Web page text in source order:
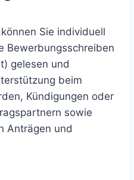
Sie individuell
Bewerbungsschreiben
gelesen und
beim
Kündigungen oder
sowie
Anträgen und